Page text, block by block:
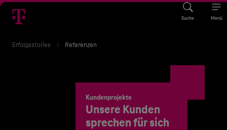
Suche Menü
Erfolgsstories Referenzen
Kundenprojekte
Unsere Kunden
sprechen für sich